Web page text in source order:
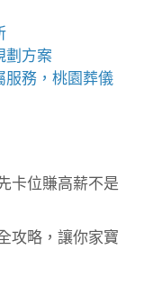
劃方案
務， 桃園葬儀
卡位賺高薪不是
攻略，讓你家寶